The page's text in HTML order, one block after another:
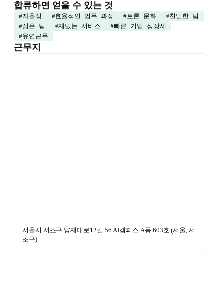
합류하면 얻을 수 있는 것
#자율성 #효율적인_업무_과정 #토론_문화 #친밀한_팀
#젊은_팀 #재밌는_서비스 #빠른_기업_성장세
#유연근무
근무지
서울시 서초구 양재대로12길 56 AI캠퍼스 A동 603호 (서울, 서
초구)